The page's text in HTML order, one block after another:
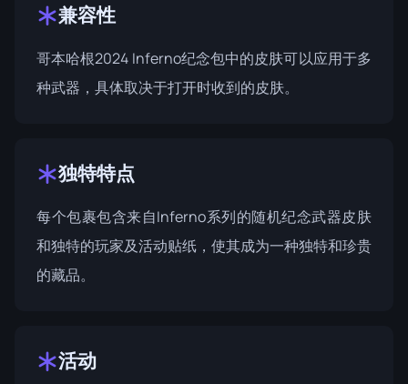
兼容性
哥本哈根2024 Inferno纪念包中的皮肤可以应用于多
种武器，具体取决于打开时收到的皮肤。
独特特点
每个包裹包含来自Inferno系列的随机纪念武器皮肤
和独特的玩家及活动贴纸，使其成为一种独特和珍贵
的藏品。
活动